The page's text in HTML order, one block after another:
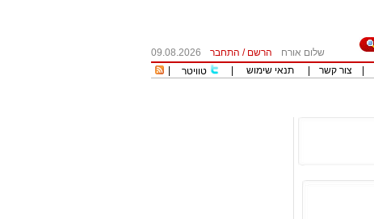
שלום אורח הרשם / התחבר
09.08.2026
צור קשר תנאי שימוש טוויטר